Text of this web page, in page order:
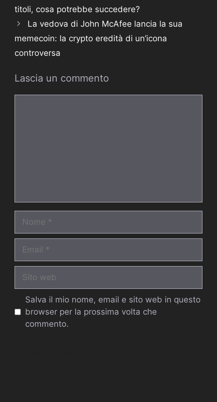
titoli, cosa potrebbe succedere?
La vedova di John McAfee lancia la sua
memecoin: la crypto eredità di un’icona
controversa
Lascia un commento
Salva il mio nome, email e sito web in questo
browser per la prossima volta che
commento.